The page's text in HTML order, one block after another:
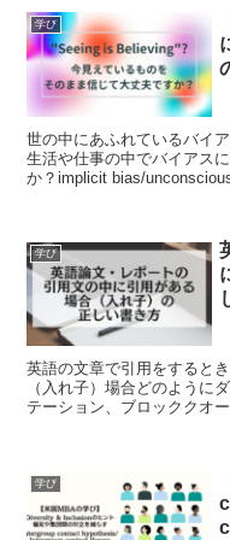
学び
世の中にあふれているバイ
生活や仕事の中でバイアス
か？implicit bias/
学び
英語の文章で引用をすると
（入れ子）場合どのように
テーション、ブロッククオ
学び